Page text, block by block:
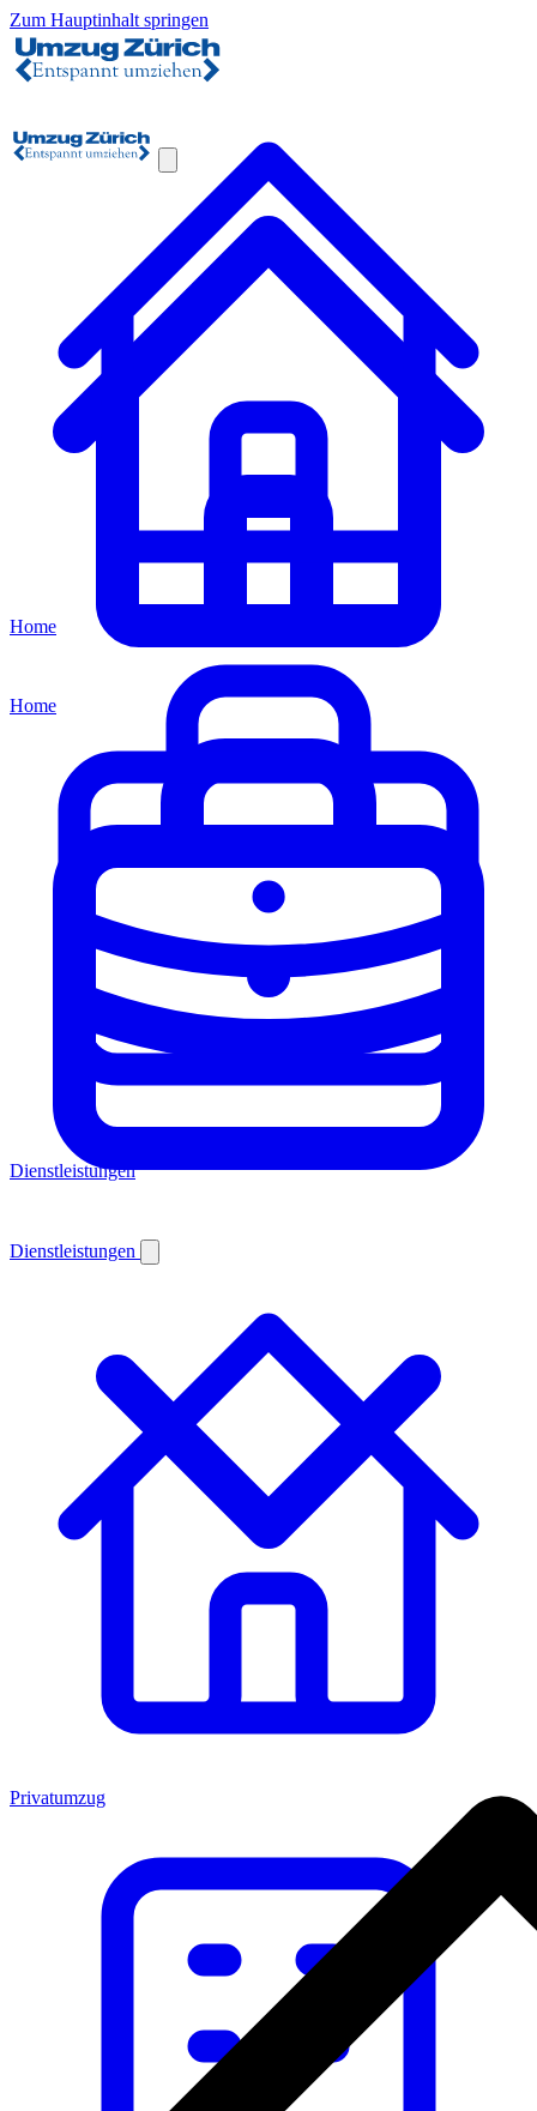
Zum Hauptinhalt springen
Home
Dienstleistungen
Home
Dienstleistungen
Privatumzug